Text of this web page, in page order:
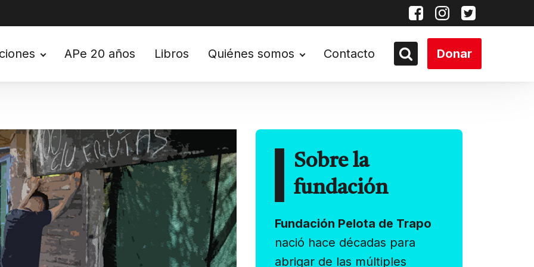
APe 20 años Libros Quiénes somos Contacto Donar
Sobre la
fundación
Fundación Pelota de Trapo
nació hace décadas para
abrigar de las múltiples